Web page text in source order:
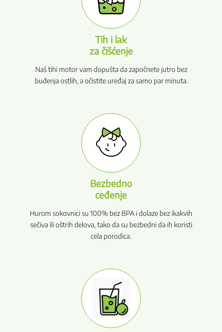
Tih i lak
za čišćenje
Naš tihi motor vam dopušta da započnete jutro bez
buđenja ostlih, a očistite uređaj za samo par minuta.
Bezbedno
ceđenje
Hurom sokovnici su 100% bez BPA i dolaze bez ikakvih
sečiva ili oštrih delova, tako da su bezbedni da ih koristi
cela porodica.